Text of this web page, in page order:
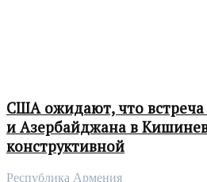
США ожидают, что
и Азербайджана в
конструктивной
Республика Армения